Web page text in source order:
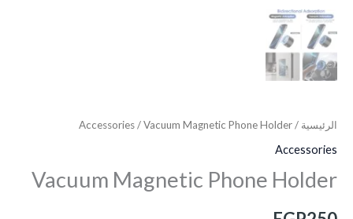
الرئيسية /
Accessories/ Vacuum Magnetic Phone Holder
Accessories
Vacuum Magnetic Phone Holder